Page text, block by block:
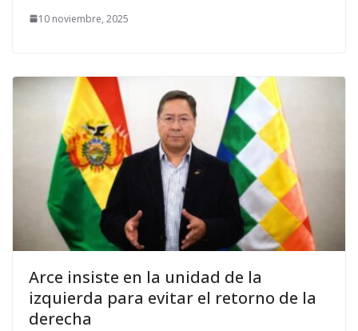
10 noviembre, 2025
Arce insiste en la unidad de la
izquierda para evitar el retorno de la
derecha